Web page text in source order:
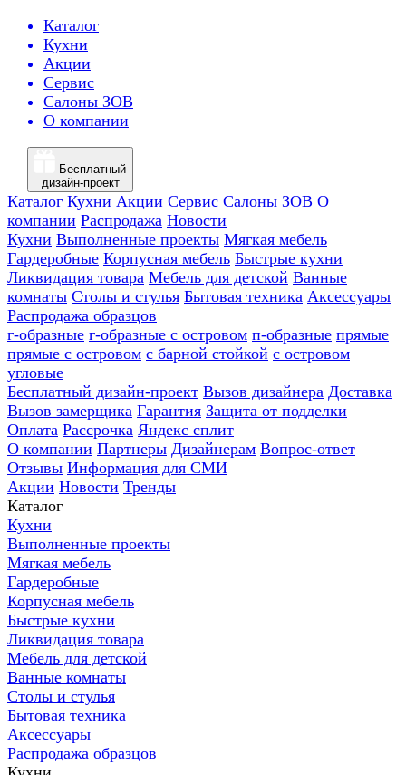
Каталог
Кухни
Акции
Сервис
Салоны ЗОВ
О компании
Бесплатный
дизайн-проект
Каталог Кухни Акции Сервис Салоны ЗОВ О
компании Распродажа Новости
Кухни Выполненные проекты Мягкая мебель
Гардеробные Корпусная мебель Быстрые кухни
Ликвидация товара Мебель для детской Ванные
комнаты Столы и стулья Бытовая техника Аксессуары
Распродажа образцов
г-образные г-образные с островом п-образные прямые
прямые с островом с барной стойкой с островом
угловые
Бесплатный дизайн-проект Вызов дизайнера Доставка
Вызов замерщика Гарантия Защита от подделки
Оплата Рассрочка Яндекс сплит
О компании Партнеры Дизайнерам Вопрос-ответ
Отзывы Информация для СМИ
Акции Новости Тренды
Каталог
Кухни
Выполненные проекты
Мягкая мебель
Гардеробные
Корпусная мебель
Быстрые кухни
Ликвидация товара
Мебель для детской
Ванные комнаты
Столы и стулья
Бытовая техника
Аксессуары
Распродажа образцов